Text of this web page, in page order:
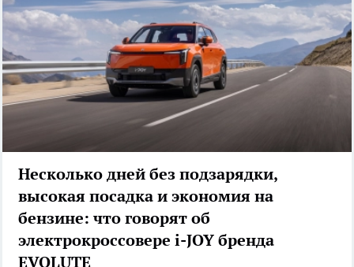
Несколько дней без подзарядки,
высокая посадка и экономия на
бензине: что говорят об
электрокроссовере i-JOY бренда
EVOLUTE